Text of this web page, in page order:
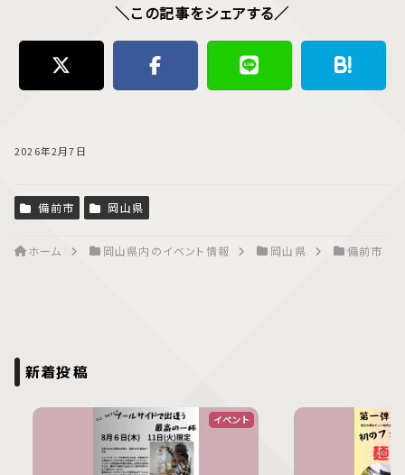
＼この記事をシェアする／
2026年2月7日
備前市 岡山県
ホーム 岡山県内のイベント情報 岡山県 備前市
新着投稿
イベント